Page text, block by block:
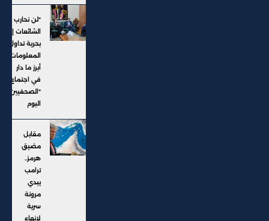
"لن نحارب
الشائعات إلا
بحرية تداول
المعلومات"..
أبرز ما دار
في اجتماع
"الصحفيين"
اليوم
مقابل
مضيق
هرمز..
ترامب
يبدي
مرونة
سرية
لإنهاء